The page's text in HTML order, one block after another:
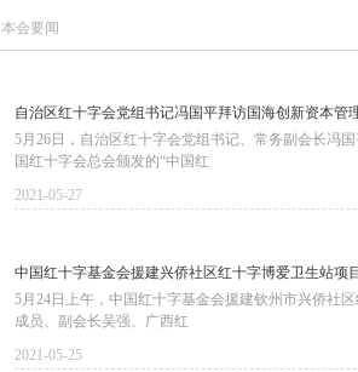
本会要闻
自治区红十字会党组书记冯国平拜访国海创新资本管
5月26日，自治区红十字会党组书记、常务副会长冯
国红十字会总会颁发的“中国红
2021-05-27
中国红十字基金会援建兴侨社区红十字博爱卫生站项
5月24日上午，中国红十字基金会援建钦州市兴侨社
成员、副会长吴强、广西红
2021-05-25